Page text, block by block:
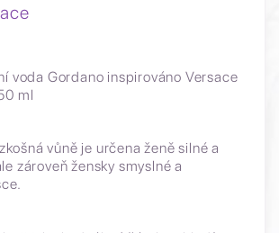
voda Gordano inspirováno Versace
ml
vůně je určena ženě silné a
zároveň žensky smyslné a